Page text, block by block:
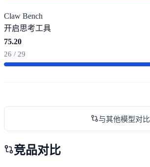
Claw Bench
开启思考工具
75.20
26 / 29
与其他模型对比
竞品对比